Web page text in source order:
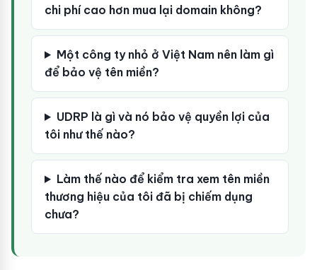
chi phí cao hơn mua lại domain không?
Một công ty nhỏ ở Việt Nam nên làm gì
để bảo vệ tên miền?
UDRP là gì và nó bảo vệ quyền lợi của
tôi như thế nào?
Làm thế nào để kiểm tra xem tên miền
thương hiệu của tôi đã bị chiếm dụng
chưa?